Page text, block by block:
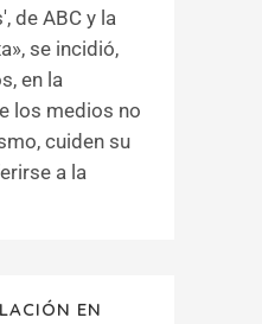
de ABC y la
se incidió,
en la
los medios no
cuiden su
a la
EN